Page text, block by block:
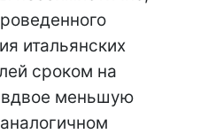
итальянских
сроком на
меньшую